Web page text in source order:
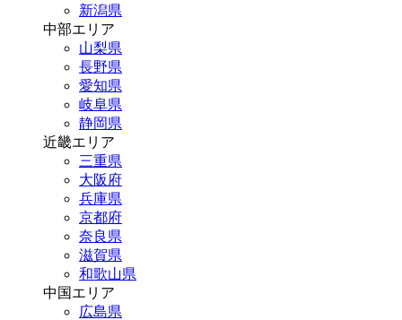
新潟県
中部エリア
山梨県
長野県
愛知県
岐阜県
静岡県
近畿エリア
三重県
大阪府
兵庫県
京都府
奈良県
滋賀県
和歌山県
中国エリア
広島県